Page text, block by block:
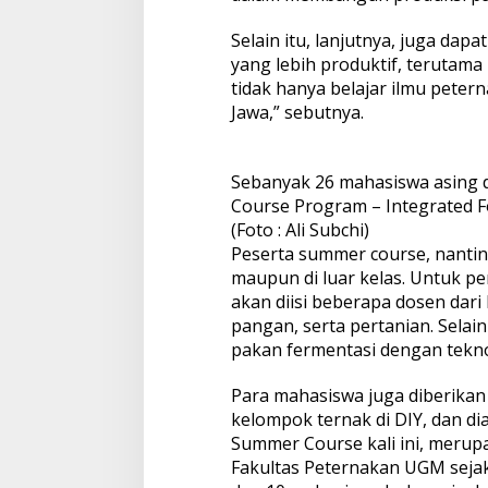
Selain itu, lanjutnya, juga
yang lebih produktif, terutama
tidak hanya belajar ilmu
Jawa,” sebutnya.
Sebanyak 26 mahasiswa
Course Program – Integrated
(Foto : Ali Subchi)
Peserta summer course,
maupun di luar kelas. Untuk
akan diisi beberapa dosen
pangan, serta pertanian.
pakan fermentasi dengan
Para mahasiswa juga
kelompok ternak di DIY, dan
Summer Course kali ini,
Fakultas Peternakan UGM